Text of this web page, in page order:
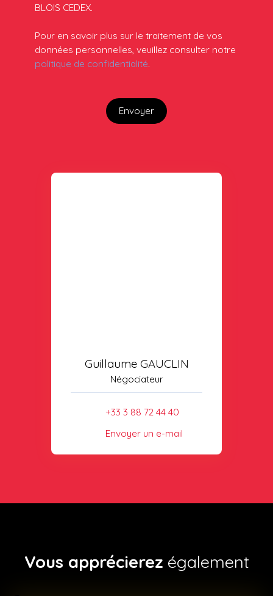
BLOIS CEDEX.
Pour en savoir plus sur le traitement de vos
données personnelles, veuillez consulter notre
politique de confidentialité.
Envoyer
Guillaume GAUCLIN
Négociateur
+33 3 88 72 44 40
Envoyer un e-mail
Vous apprécierez également